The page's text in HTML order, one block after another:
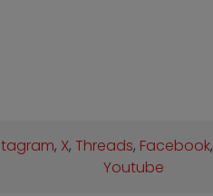
, X,Threads, Facebook,
Youtube